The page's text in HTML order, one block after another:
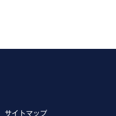
サイトマップ